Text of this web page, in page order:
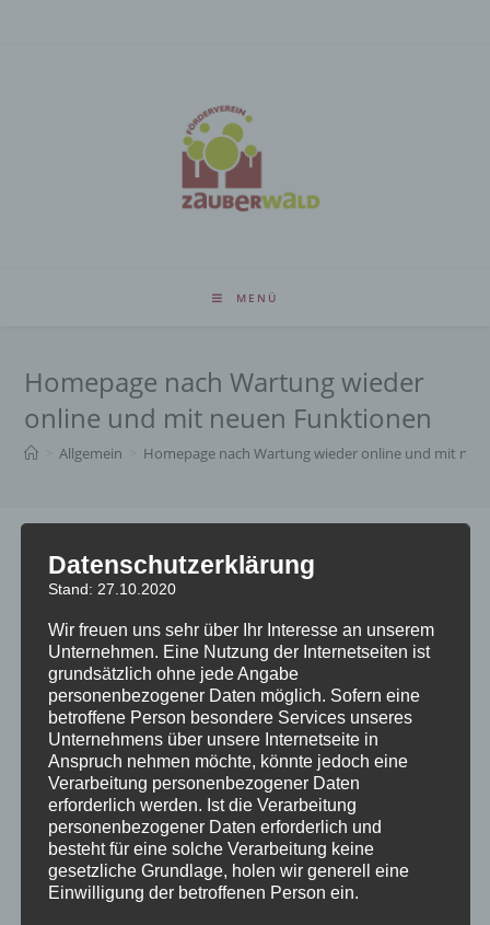
MENÜ
Homepage nach Wartung wieder
online und mit neuen Funktionen
Allgemein Homepage nach Wartung wieder online und mit
Nach kleinen Problemen mit der
sofort wieder betriebsbereit und
mit frischen Updates und
Sicherheitsfunktionen versehen.
Hinzugekommen ist ein
Diskussionsforum, in dem wir Informationen zu unseren
kommenden Aktivitäten austauschen, aber auch allgemeine
Themen rund um den Zauberwald besprechen. Für das
Forum ist eine Registrierung auf der Homepage
erforderlich, zu finden unterRegistrierung.
Datenschutzerklärung
Stand: 27.10.2020
Wir freuen uns sehr über Ihr Interesse an unserem
Unternehmen. Eine Nutzung der Internetseiten ist
grundsätzlich ohne jede Angabe
personenbezogener Daten möglich. Sofern eine
betroffene Person besondere Services unseres
Unternehmens über unsere Internetseite in
Anspruch nehmen möchte, könnte jedoch eine
Verarbeitung personenbezogener Daten
erforderlich werden. Ist die Verarbeitung
personenbezogener Daten erforderlich und
besteht für eine solche Verarbeitung keine
gesetzliche Grundlage, holen wir generell eine
Einwilligung der betroffenen Person ein.